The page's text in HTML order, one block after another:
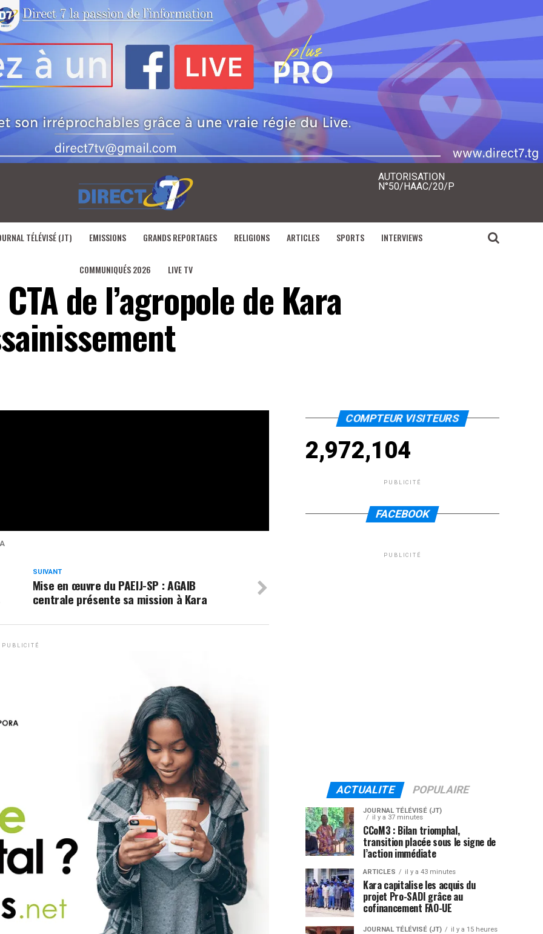
AUTORISATION
N°50/HAAC/20/P
TÉLÉVISÉ (JT) EMISSIONS GRANDS REPORTAGES RELIGIONS ARTICLES SPORTS INTERVIEWS
COMMUNIQUÉS 2026 LIVE TV
de l’agropole de Kara
SUIVANT
Mise en œuvre du PAEIJ-SP : AGAIB
centrale présente sa mission à Kara
PUBLICITÉ
COMPTEUR VISITEURS
2,972,104
PUBLICITÉ
FACEBOOK
PUBLICITÉ
ACTUALITE POPULAIRE
JOURNAL TÉLÉVISÉ (JT)
il y a 37 minutes
CCoM3 : Bilan triomphal,
transition placée sous le signe de
l’action immédiate
ARTICLES il y a 43 minutes
Kara capitalise les acquis du
projet Pro-SADI grâce au
cofinancement FAO-UE
JOURNAL TÉLÉVISÉ (JT) il y a 15 heures